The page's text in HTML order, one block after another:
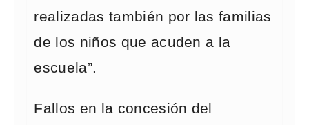
realizadas también por las familias
de los niños que acuden a la
escuela”.
Fallos en la concesión del